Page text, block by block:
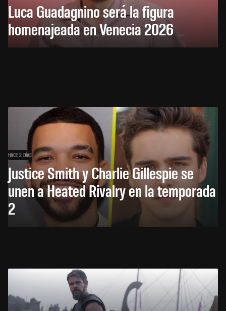
Luca Guadagnino será la figura
homenajeada en Venecia 2026
HACE 2 DÍAS
Justice Smith y Charlie Gillespie se
unen a Heated Rivalry en la temporada
2